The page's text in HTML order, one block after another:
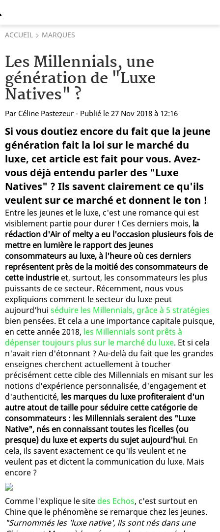
ACCUEIL MARQUES
Les Millennials, une
génération de "Luxe
Natives" ?
Par Céline Pastezeur - Publié le 27 Nov 2018 à 12:16
Si vous doutiez encore du fait que la jeune
génération fait la loi sur le marché du
luxe, cet article est fait pour vous. Avez-
vous déjà entendu parler des "Luxe
Natives" ? Ils savent clairement ce qu'ils
veulent sur ce marché et donnent le ton !
Entre les jeunes et le luxe, c'est une romance qui est
visiblement partie pour durer ! Ces derniers mois, la
rédaction d'Air of melty a eu l'occasion plusieurs fois de
mettre en lumière le rapport des jeunes
consommateurs au luxe, à l'heure où ces derniers
représentent près de la moitié des consommateurs de
cette industrie et, surtout, les consommateurs les plus
puissants de ce secteur. Récemment, nous vous
expliquions comment le secteur du luxe peut
aujourd'hui séduire les Millennials, grâce à 5 stratégies
bien pensées. Et cela a une importance capitale puisque,
en cette année 2018, les Millennials sont prêts à
dépenser toujours plus sur le marché du luxe. Et si cela
n'avait rien d'étonnant ? Au-delà du fait que les grandes
enseignes cherchent actuellement à toucher
précisément cette cible des Millennials en misant sur les
notions d'expérience personnalisée, d'engagement et
d'authenticité, les marques du luxe profiteraient d'un
autre atout de taille pour séduire cette catégorie de
consommateurs : les Millennials seraient des "Luxe
Native", nés en connaissant toutes les ficelles (ou
presque) du luxe et experts du sujet aujourd'hui. En
cela, ils savent exactement ce qu'ils veulent et ne
veulent pas et dictent la communication du luxe. Mais
encore ?
Comme l'explique le site des Echos, c'est surtout en
Chine que le phénomène se remarque chez les jeunes.
"Surnommés les 'luxe native', ils sont nés dans une